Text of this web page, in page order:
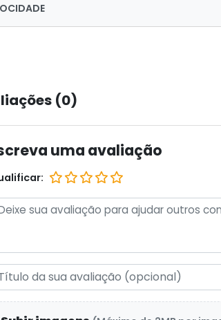
(0)
uma avaliação